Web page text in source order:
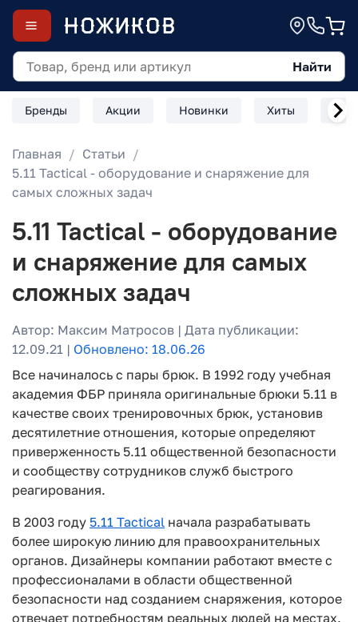
Найти
Бренды Акции Новинки Хиты
Главная
Статьи
5.11 Tactical - оборудование и снаряжение для
самых сложных задач
5.11 Tactical - оборудование
и снаряжение для самых
сложных задач
Автор: Максим Матросов | Дата публикации:
12.09.21 | Обновлено: 18.06.26
Все начиналось с пары брюк. В 1992 году учебная
академия ФБР приняла оригинальные брюки 5.11 в
качестве своих тренировочных брюк, установив
десятилетние отношения, которые определяют
приверженность 5.11 общественной безопасности
и сообществу сотрудников служб быстрого
реагирования.
В 2003 году 5.11 Tactical начала разрабатывать
более широкую линию для правоохранительных
органов. Дизайнеры компании работают вместе с
профессионалами в области общественной
безопасности над созданием снаряжения, которое
отвечает потребностям реальных людей на местах.